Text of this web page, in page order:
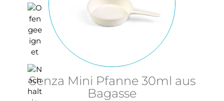
Senza Mini Pfanne 30ml aus
Bagasse